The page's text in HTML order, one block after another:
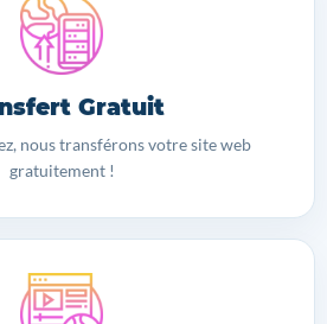
Gratuit
nous transférons votre site web
gratuitement !